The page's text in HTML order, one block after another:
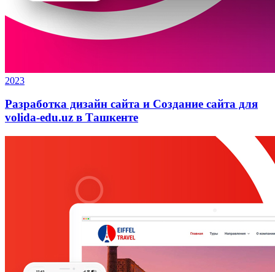
2023
Разработка дизайн сайта и Создание сайта для
volida-edu.uz в Ташкенте